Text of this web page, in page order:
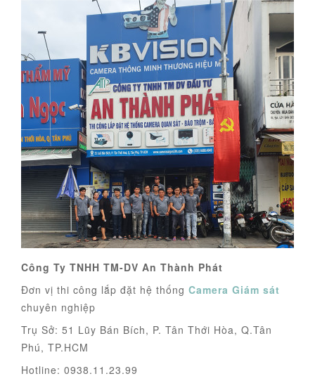
Công Ty TNHH TM-DV An Thành Phát
Đơn vị thi công lắp đặt hệ thống Camera Giám sát
chuyên nghiệp
Trụ Sở: 51 Lũy Bán Bích, P. Tân Thới Hòa, Q.Tân
Phú, TP.HCM
Hotline: 0938.11.23.99